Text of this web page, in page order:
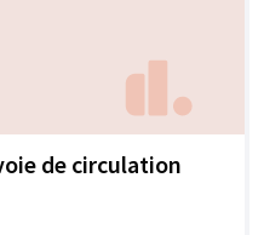
de circulation